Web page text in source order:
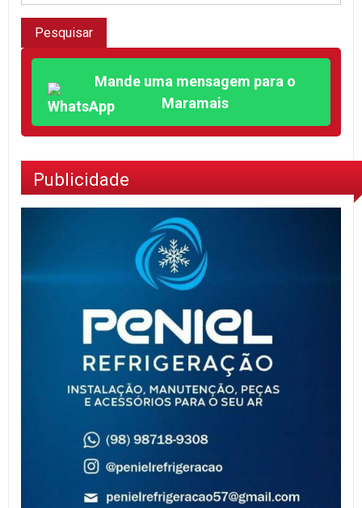
Mande uma mensagem para o
Maramais
Publicidade